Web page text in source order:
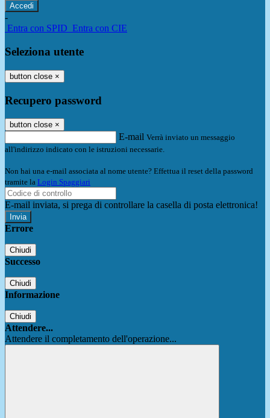
-
Entra con SPID Entra con CIE
Seleziona utente
button close ×
Recupero password
button close ×
E-mail Verrà inviato un messaggio
all'indirizzo indicato con le istruzioni necessarie.
Non hai una e-mail associata al nome utente? Effettua il reset della password
tramite la Login Spaggiari
E-mail inviata, si prega di controllare la casella di posta elettronica!
Errore
Chiudi
Successo
Chiudi
Informazione
Chiudi
Attendere...
Attendere il completamento dell'operazione...